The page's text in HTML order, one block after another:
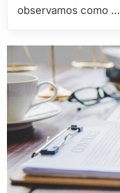
observamos como …